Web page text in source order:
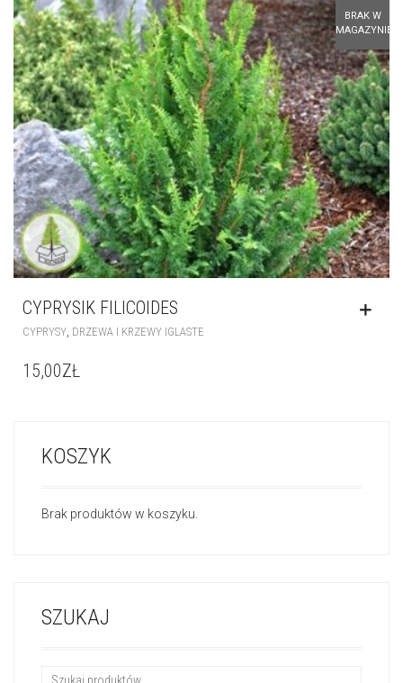
BRAK W
MAGAZYNIE
CYPRYSIK FILICOIDES
CYPRYSY DRZEWA I KRZEWY IGLASTE
15,00ZŁ
KOSZYK
Brak produktów w koszyku.
SZUKAJ